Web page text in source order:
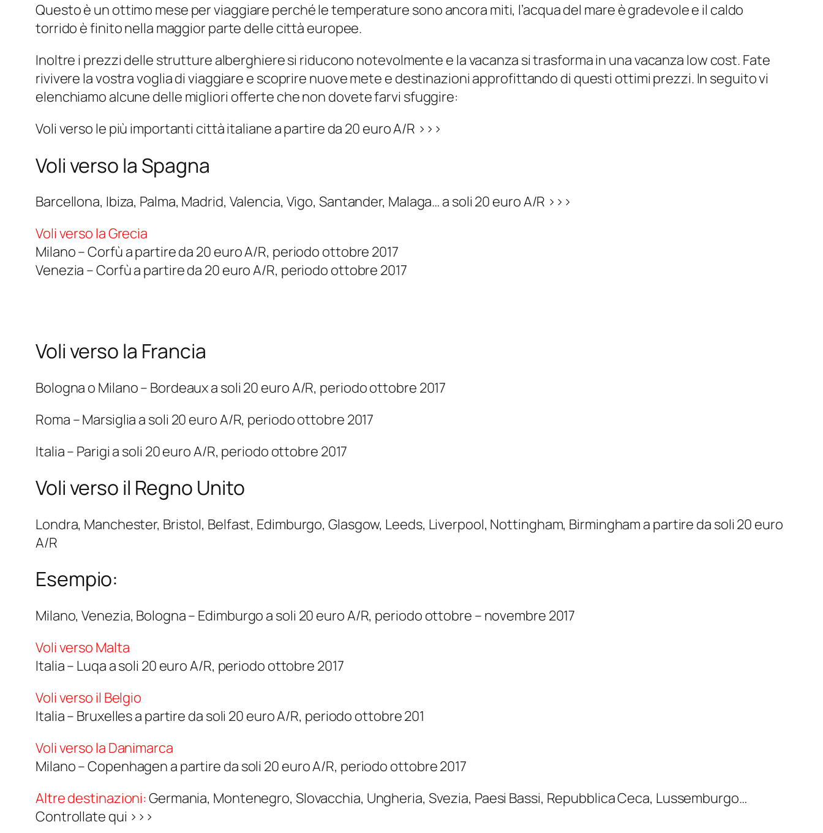
Questo è un ottimo mese per viaggiare perché le temperature sono ancora miti, l’acqua del mare è gradevole e il caldo
torrido è finito nella maggior parte delle città europee.
Inoltre i prezzi delle strutture alberghiere si riducono notevolmente e la vacanza si trasforma in una vacanza low cost. Fate
rivivere la vostra voglia di viaggiare e scoprire nuove mete e destinazioni approfittando di questi ottimi prezzi. In seguito vi
elenchiamo alcune delle migliori offerte che non dovete farvi sfuggire:
Voli verso le più importanti città italiane a partire da 20 euro A/R >>>
Voli verso la Spagna
Barcellona, Ibiza, Palma, Madrid, Valencia, Vigo, Santander, Malaga… a soli 20 euro A/R >>>
Voli verso la Grecia
Milano – Corfù a partire da 20 euro A/R, periodo ottobre 2017
Venezia – Corfù a partire da 20 euro A/R, periodo ottobre 2017
Voli verso la Francia
Bologna o Milano – Bordeaux a soli 20 euro A/R, periodo ottobre 2017
Roma – Marsiglia a soli 20 euro A/R, periodo ottobre 2017
Italia – Parigi a soli 20 euro A/R, periodo ottobre 2017
Voli verso il Regno Unito
Londra, Manchester, Bristol, Belfast, Edimburgo, Glasgow, Leeds, Liverpool, Nottingham, Birmingham a partire da soli 20 euro
A/R
Esempio:
Milano, Venezia, Bologna – Edimburgo a soli 20 euro A/R, periodo ottobre – novembre 2017
Voli verso Malta
Italia – Luqa a soli 20 euro A/R, periodo ottobre 2017
Voli verso il Belgio
Italia – Bruxelles a partire da soli 20 euro A/R, periodo ottobre 201
Voli verso la Danimarca
Milano – Copenhagen a partire da soli 20 euro A/R, periodo ottobre 2017
Altre destinazioni: Germania, Montenegro, Slovacchia, Ungheria, Svezia, Paesi Bassi, Repubblica Ceca, Lussemburgo…
Controllate qui >>>